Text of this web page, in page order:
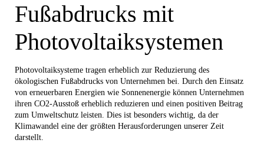
Fußabdrucks mit
Photovoltaiksystemen
Photovoltaiksysteme tragen erheblich zur Reduzierung des
ökologischen Fußabdrucks von Unternehmen bei. Durch den Einsatz
von erneuerbaren Energien wie Sonnenenergie können Unternehmen
ihren CO2-Ausstoß erheblich reduzieren und einen positiven Beitrag
zum Umweltschutz leisten. Dies ist besonders wichtig, da der
Klimawandel eine der größten Herausforderungen unserer Zeit
darstellt.